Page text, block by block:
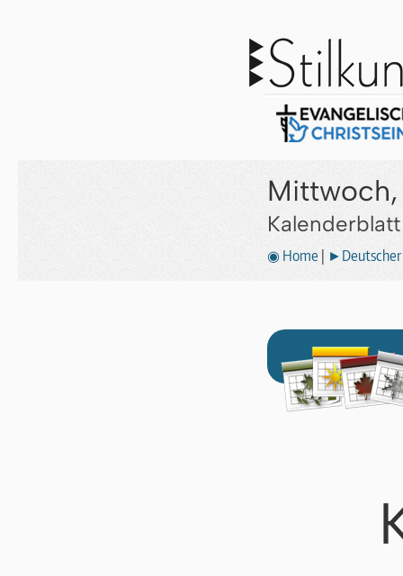
Mittwoch,
◉ Home ►Deutscher